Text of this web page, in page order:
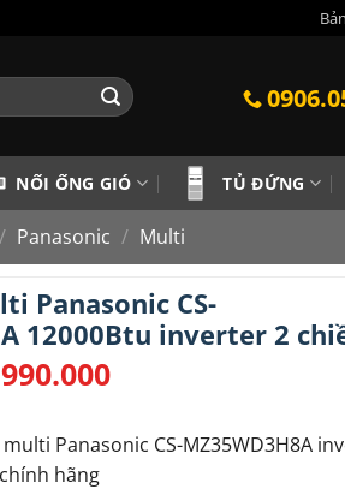
NỐI ỐNG GIÓ TỦ ĐỨNG
/ Panasonic / Multi
Panasonic CS-
12000Btu inverter 2
là:
Panasonic CS-MZ35WD3H8A
hãng